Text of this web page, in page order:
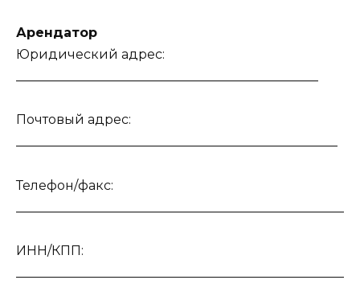
Арендатор
Юридический адрес:
Почтовый адрес:
Телефон/факс:
ИНН/КПП: